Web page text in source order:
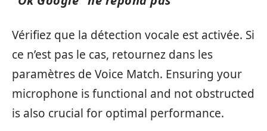
Vérifiez que la détection vocale est activée. Si
ce n’est pas le cas, retournez dans les
paramètres de Voice Match. Ensuring your
microphone is functional and not obstructed
is also crucial for optimal performance.